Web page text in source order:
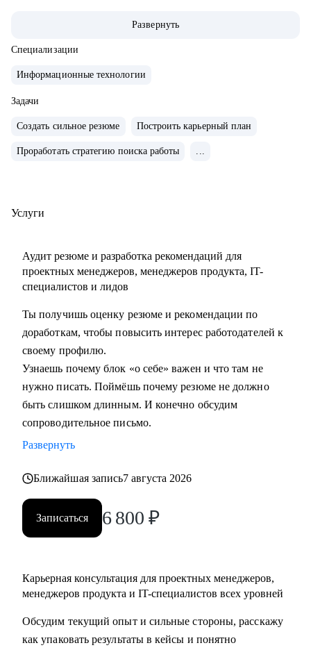
• Запускал b2b продукт от идеи до масштабирования.
NPS, Revenue.
• Занимаюсь наймом людей в команды: провел более 600
собеседований, изучил большое количество резюме.
предприятия» и «Проектное управление» для МИТУ
• Составить эффективное резюме
её достижения
• Разобрать любой продуктовый, управленческий или
• Дам рекомендации по управлению командой и её
развитию
Кому могу помочь:
• Начинающим и опытным управленцам
• Тем, кто хочет начать карьеру в IT в любом направлении
• Менеджерам продуктов, разработчикам, тестировщикам,
проектным менеджерам
карьеры
Развернуть
Специализации
Информационные технологии
Задачи
Создать сильное резюме Построить карьерный план
Проработать стратегию поиска работы ...
Услуги
Аудит резюме и разработка рекомендаций для
проектных менеджеров, менеджеров продукта, IT-
специалистов и лидов
Ты получишь оценку резюме и рекомендации по
доработкам, чтобы повысить интерес работодателей к
своему профилю.
Узнаешь почему блок «о себе» важен и что там не
нужно писать. Поймёшь почему резюме не должно
быть слишком длинным. И конечно обсудим
сопроводительное письмо.
Развернуть
Ближайшая запись7 августа 2026
Записаться 6 800 ₽
Карьерная консультация для проектных менеджеров,
менеджеров продукта и IT-специалистов всех уровней
Обсудим текущий опыт и сильные стороны, расскажу
как упаковать результаты в кейсы и понятно